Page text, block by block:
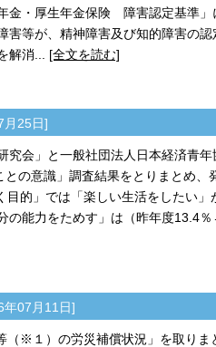
金・厚生年金保険 障害認定基準」
等が、精神障害及び知的障害の認
解消... [全文を読む]
月25日]
究会」と一般社団法人日本経済青
の意識」調査結果をとりまとめ、
的」では「楽しい生活をしたい」
の能力をためす」は（昨年度13.4
年07月11日]
※１）の労災補償状況」を取りま